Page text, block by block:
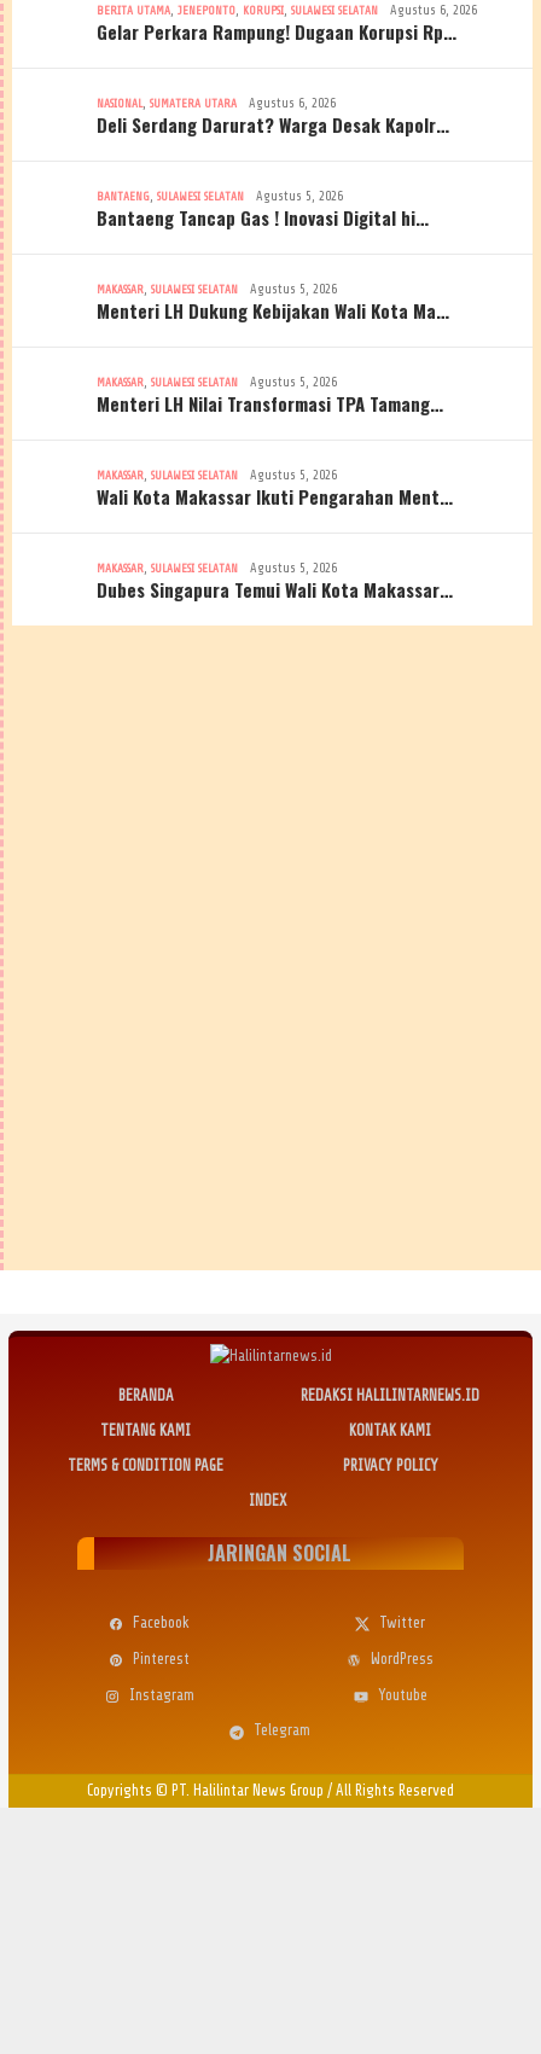
BERITA UTAMA JENEPONTO KORUPSI SULAWESI SELATAN Agustus 6, 2026
Gelar Perkara Rampung! Dugaan Korupsi Rp…
NASIONAL SUMATERA UTARA Agustus 6, 2026
Deli Serdang Darurat? Warga Desak Kapolr…
BANTAENG SULAWESI SELATAN Agustus 5, 2026
Bantaeng Tancap Gas ! Inovasi Digital hi…
MAKASSAR SULAWESI SELATAN Agustus 5, 2026
Menteri LH Dukung Kebijakan Wali Kota Ma…
MAKASSAR SULAWESI SELATAN Agustus 5, 2026
Menteri LH Nilai Transformasi TPA Tamang…
MAKASSAR SULAWESI SELATAN Agustus 5, 2026
Wali Kota Makassar Ikuti Pengarahan Ment…
MAKASSAR SULAWESI SELATAN Agustus 5, 2026
Dubes Singapura Temui Wali Kota Makassar…
BERANDA
REDAKSI HALILINTARNEWS.ID
TENTANG KAMI
KONTAK KAMI
TERMS & CONDITION PAGE
PRIVACY POLICY
INDEX
JARINGAN SOCIAL
Facebook
Twitter
Pinterest
WordPress
Instagram
Youtube
Telegram
Copyrights © PT. Halilintar News Group / All Rights Reserved